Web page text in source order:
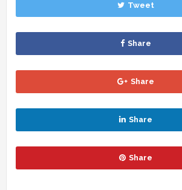
Tweet
Share
Share
Share
Share